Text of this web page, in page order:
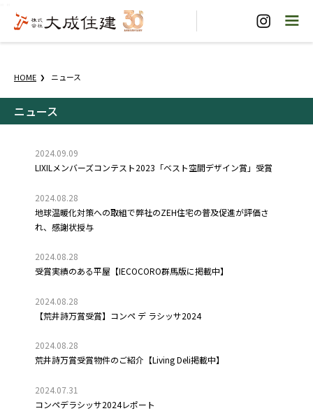
HOME ニュース
ニュース
2024.09.09
LIXILメンバーズコンテスト2023「ベスト空間デザイン賞」受賞
2024.08.28
地球温暖化対策への取組で弊社のZEH住宅の普及促進が評価さ
れ、感謝状授与
2024.08.28
受賞実績のある平屋【IECOCORO群馬版に掲載中】
2024.08.28
【荒井詩万賞受賞】コンペ デ ラシッサ2024
2024.08.28
荒井詩万賞受賞物件のご紹介【Living Deli掲載中】
2024.07.31
コンペデラシッサ2024レポート